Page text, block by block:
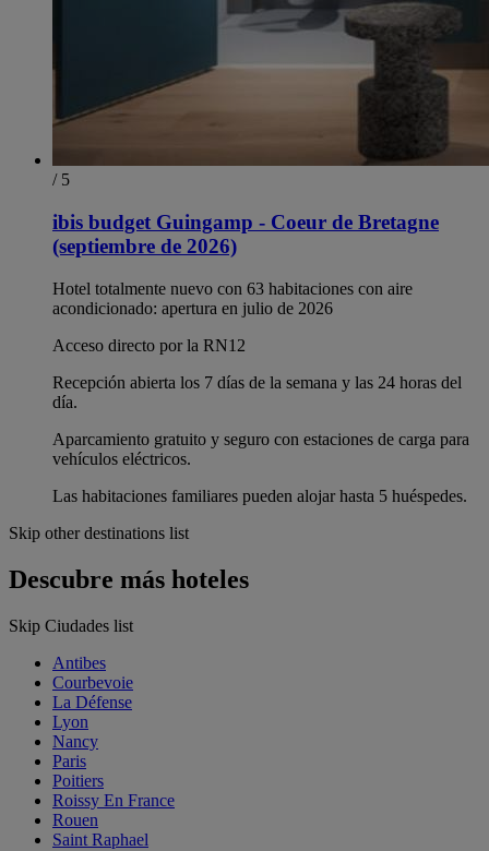
/ 5
ibis budget Guingamp - Coeur de Bretagne
(septiembre de 2026)
Hotel totalmente nuevo con 63 habitaciones con aire
acondicionado: apertura en julio de 2026
Acceso directo por la RN12
Recepción abierta los 7 días de la semana y las 24 horas del
día.
Aparcamiento gratuito y seguro con estaciones de carga para
vehículos eléctricos.
Las habitaciones familiares pueden alojar hasta 5 huéspedes.
Skip other destinations list
Descubre más hoteles
Skip Ciudades list
Antibes
Courbevoie
La Défense
Lyon
Nancy
Paris
Poitiers
Roissy En France
Rouen
Saint Raphael